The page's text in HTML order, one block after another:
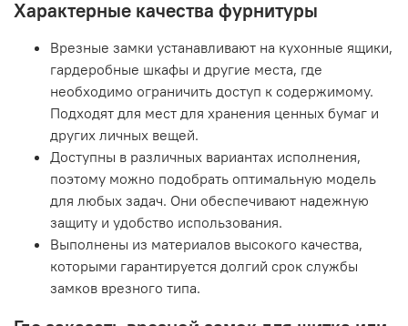
Характерные качества фурнитуры
Врезные замки устанавливают на кухонные ящики,
гардеробные шкафы и другие места, где
необходимо ограничить доступ к содержимому.
Подходят для мест для хранения ценных бумаг и
других личных вещей.
Доступны в различных вариантах исполнения,
поэтому можно подобрать оптимальную модель
для любых задач. Они обеспечивают надежную
защиту и удобство использования.
Выполнены из материалов высокого качества,
которыми гарантируется долгий срок службы
замков врезного типа.